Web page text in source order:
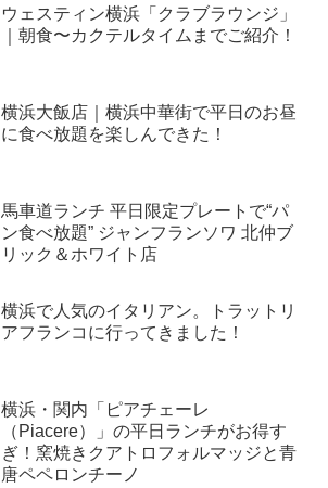
ウェスティン横浜「クラブラウンジ」
｜朝食〜カクテルタイムまでご紹介！
横浜大飯店｜横浜中華街で平日のお昼
に食べ放題を楽しんできた！
馬車道ランチ 平日限定プレートで“パ
ン食べ放題” ジャンフランソワ 北仲ブ
リック＆ホワイト店
横浜で人気のイタリアン。トラットリ
アフランコに行ってきました！
横浜・関内「ピアチェーレ
（Piacere）」の平日ランチがお得す
ぎ！窯焼きクアトロフォルマッジと青
唐ペペロンチーノ